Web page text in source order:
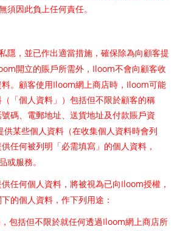
須因此負上任何責任。
隱，並已作出適當措施，確保除為向顧客提
開立的賬戶所需外， Iloom不會向顧客收
。顧客使用 Iloom網上商店時， Iloom可能
「個人資料」）包括但不限於顧客的稱
碼、電郵地址、送貨地址及付款賬戶資
供某些個人資料（在收集個人資料時會列
任何被列明「必需填寫」的個人資料，
或服務。
任何個人資料，將被視為已向 Iloom授權，
的個人資料，作下列用途：
包括但不限於就任何透過Iloom網上商店所